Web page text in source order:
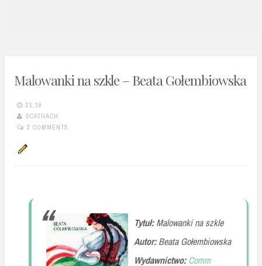
Malowanki na szkle – Beata Gołembiowska
21:16
SCATHACH
2 COMMENTS
Tytuł:Malowanki na szkle
Autor:Beata Gołembiowska
Wydawnictwo:Comm